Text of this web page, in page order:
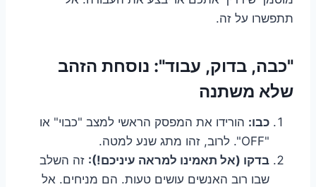
תתפשרו על זה.
"כבה, בדוק, עבוד": נוסחת הזהב
שלא משתנה
כבו: הורידו את המפסק הראשי למצב "כבוי" או
"OFF". לרוב, זהו מתג שנע למטה.
בדקו (אל תאמינו למראה עיניכם!): זה השלב
שבו רוב האנשים עושים טעות. הם מניחים. אל